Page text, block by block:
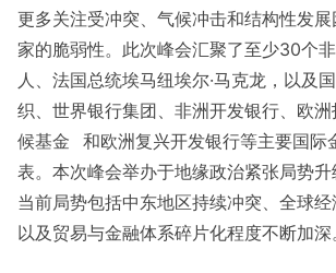
更多关注受冲突、气候冲击和结构性发
家的脆弱性。此次峰会汇聚了至少30个
人、法国总统埃马纽埃尔·马克龙，以及
织、世界银行集团、非洲开发银行、欧洲
候基金
和欧洲复兴开发银行等主要国际
表。本次峰会举办于地缘政治紧张局势升
当前局势包括中东地区持续冲突、全球经
以及贸易与金融体系碎片化程度不断加深